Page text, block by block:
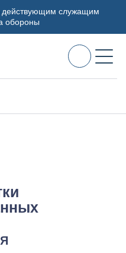
действующим служащим
обороны